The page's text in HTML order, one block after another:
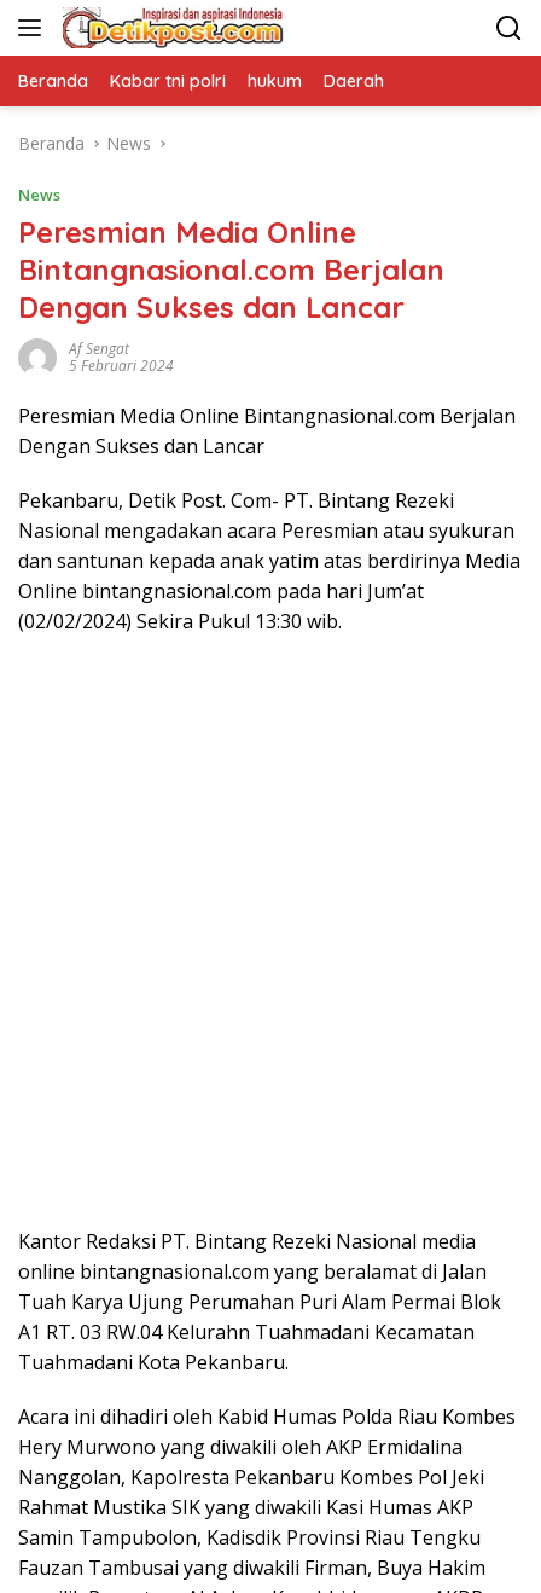
Langsung
Beranda Kabar tni polri hukum Daerah
Beranda News
News
Peresmian Media Online
Bintangnasional.com Berjalan
Dengan Sukses dan Lancar
Af Sengat
5 Februari 2024
Peresmian Media Online Bintangnasional.com Berjalan
Dengan Sukses dan Lancar
Pekanbaru, Detik Post. Com- PT. Bintang Rezeki
Nasional mengadakan acara Peresmian atau syukuran
dan santunan kepada anak yatim atas berdirinya Media
Online bintangnasional.com pada hari Jum’at
(02/02/2024) Sekira Pukul 13:30 wib.
Kantor Redaksi PT. Bintang Rezeki Nasional media
online bintangnasional.com yang beralamat di Jalan
Tuah Karya Ujung Perumahan Puri Alam Permai Blok
A1 RT. 03 RW.04 Kelurahn Tuahmadani Kecamatan
Tuahmadani Kota Pekanbaru.
Acara ini dihadiri oleh Kabid Humas Polda Riau Kombes
Hery Murwono yang diwakili oleh AKP Ermidalina
Nanggolan, Kapolresta Pekanbaru Kombes Pol Jeki
Rahmat Mustika SIK yang diwakili Kasi Humas AKP
Samin Tampubolon, Kadisdik Provinsi Riau Tengku
Fauzan Tambusai yang diwakili Firman, Buya Hakim